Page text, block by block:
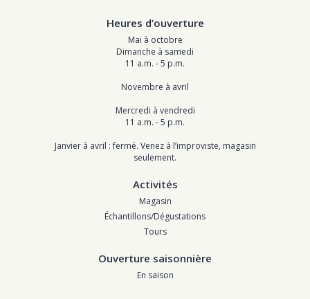
Heures d’ouverture
Mai à octobre
Dimanche à samedi
11 a.m. - 5 p.m.
Novembre à avril
Mercredi à vendredi
11 a.m. - 5 p.m.
Janvier à avril : fermé. Venez à l’improviste, magasin
seulement.
Activités
Magasin
Échantillons/Dégustations
Tours
Ouverture saisonnière
En saison